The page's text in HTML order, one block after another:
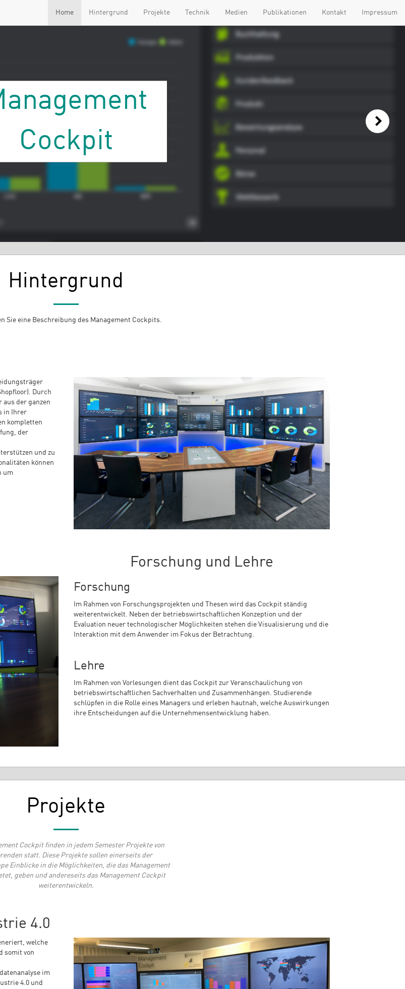
Home Hintergrund Projekte Technik Medien Publikationen Kontakt Impressum
Cockpit
Hintergrund
Sie eine Beschreibung des Management Cockpits.
Durch
aus der ganzen
in Ihrer
kompletten
der
und zu
können
um
Forschung und Lehre
Forschung
Im Rahmen von Forschungsprojekten und Thesen wird das Cockpit ständig
weiterentwickelt. Neben der betriebswirtschaftlichen Konzeption und der
Evaluation neuer technologischer Möglichkeiten stehen die Visualisierung und die
Interaktion mit dem Anwender im Fokus der Betrachtung.
Lehre
Im Rahmen von Vorlesungen dient das Cockpit zur Veranschaulichung von
betriebswirtschaftlichen Sachverhalten und Zusammenhängen. Studierende
schlüpfen in die Rolle eines Managers und erleben hautnah, welche Auswirkungen
ihre Entscheidungen auf die Unternehmensentwicklung haben.
Projekte
Cockpit finden in jedem Semester Projekte von
statt. Diese Projekte sollen einerseits der
Einblicke in die Möglichkeiten, die das Management
geben und andereseits das Management Cockpit
weiterentwickeln.
4.0
welche
somit von
im
4.0 und